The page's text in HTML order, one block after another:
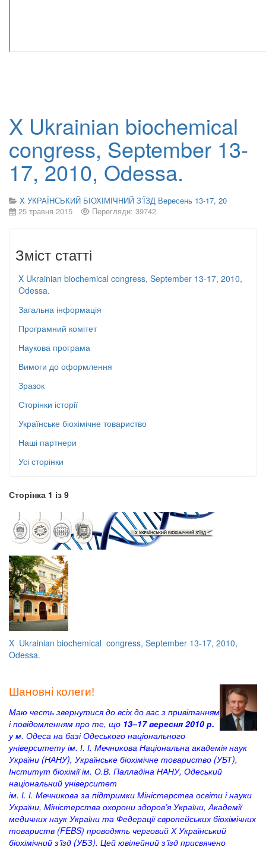
X Ukrainian biochemical
congress, September 13-
17, 2010, Odessa.
X УКРАЇНСЬКИЙ БІОХІМІЧНИЙ З’ЇЗД Вересень 13-17, 20
25 травня 2015
Перегляди: 39742
Зміст статті
X Ukrainian biochemical congress, September 13-17, 2010,
Odessa.
Загальна інформація
Програмний комітет
Наукова програма
Вимоги до оформлення
Зразок
Сторінки історії
Українське біохімічне товариство
Наші партнери
Усі сторінки
Сторінка 1 із 9
X Ukrainian biochemical congress, September 13-17, 2010,
Odessa.
Шановні колеги!
Маю честь звернутися до всіх до вас з привітанням
і повідомленням про те, що 13–17 вересня 2010 р.
у м. Одеса на базі Одеського національного
університету ім. І. І. Мечникова Національна академія наук
України (НАНУ), Українське біохімічне товариство (УБТ),
Інститут біохімії ім. О.В. Палладіна НАНУ, Одеський
національний університет
ім. І. І. Мечникова за підтримки Міністерства освіти і науки
України, Міністерства охорони здоров’я України, Академії
медичних наук України та Федерації європейських біохімічних
товариств (FEBS) проводять черговий Х Український
біохімічний з’їзд (УБЗ). Цей ювілейний з’їзд присвячено